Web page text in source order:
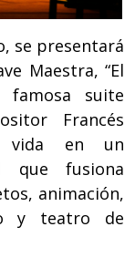
se presentará
Maestra, “El
famosa suite
Francés
vida en un
que fusiona
animación,
y teatro de